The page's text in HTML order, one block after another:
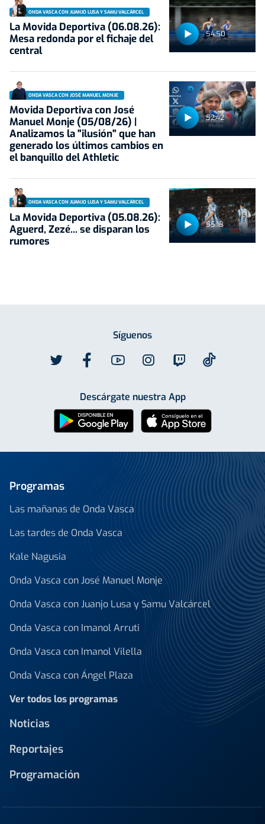
54:50
ONDA VASCA CON JUANJO LUSA Y SAMU VALCÁRCEL
La Movida Deportiva (06.08.26):
Mesa redonda por el fichaje del
central
52:42
ONDA VASCA CON JOSÉ MANUEL MONJE
Movida Deportiva con José
Manuel Monje (05/08/26) |
Analizamos la "ilusión" que han
generado los últimos cambios en
el banquillo del Athletic
55:18
ONDA VASCA CON JUANJO LUSA Y SAMU VALCÁRCEL
La Movida Deportiva (05.08.26):
Aguerd, Zezé... se disparan los
rumores
Síguenos
Descárgate nuestra App
Programas
Las mañanas de Onda Vasca
Las tardes de Onda Vasca
Kale Nagusia
Onda Vasca con José Manuel Monje
Onda Vasca con Juanjo Lusa y Samu Valcárcel
Onda Vasca con Imanol Arruti
Onda Vasca con Imanol Vilella
Onda Vasca con Ángel Plaza
Ver todos los programas
Noticias
Reportajes
Programación